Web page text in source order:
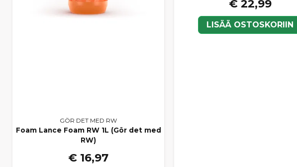
GÖR DET MED RW
Foam Lance Foam RW 1L (Gör det med
RW)
€ 16,97
€ 22,99
LISÄÄ OSTOSKORIIN